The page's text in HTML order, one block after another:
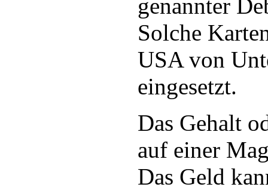
genannter
Solche
USA von
eingesetzt.
Das Gehalt
auf einer
Das Geld